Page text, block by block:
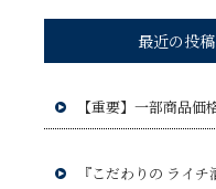
最近の投稿